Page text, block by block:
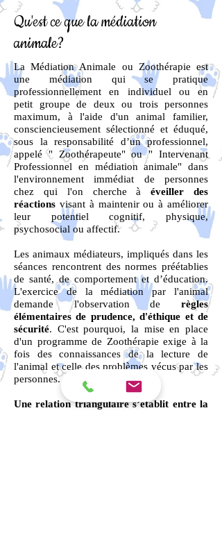
Qu'est ce que la médiation
animale?
La Médiation Animale ou Zoothérapie est
une médiation qui se pratique
professionnellement en individuel ou en
petit groupe de deux ou trois personnes
maximum, à l'aide d'un animal familier,
consciencieusement sélectionné et éduqué,
sous la responsabilité d’un professionnel,
appelé " Zoothérapeute" ou " Intervenant
Professionnel en médiation animale" dans
l'environnement immédiat de personnes
chez qui l'on cherche àéveiller des
réactions visant à maintenir ou à améliorer
leur potentiel cognitif, physique,
psychosocial ou affectif.
Les animaux médiateurs, impliqués dans les
séances rencontrent des normes préétablies
de santé, de comportement et d’éducation.
L'exercice de la médiation par l'animal
demande l'observation de règles
élémentaires de prudence, d'éthique et de
sécurité. C'est pourquoi, la mise en place
d'un programme de Zoothérapie exige à la
fois des connaissances de la lecture de
l'animal et celle des problèmes vécus par les
personnes.
Une relation triangulaire s’établit entre la